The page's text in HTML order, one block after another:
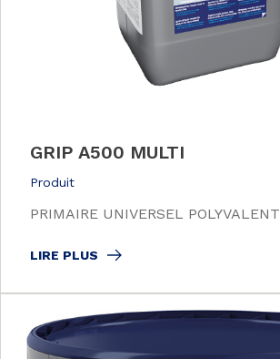
GRIP A500 MULTI
Produit
PRIMAIRE UNIVERSEL POLYVALENT
LIRE PLUS